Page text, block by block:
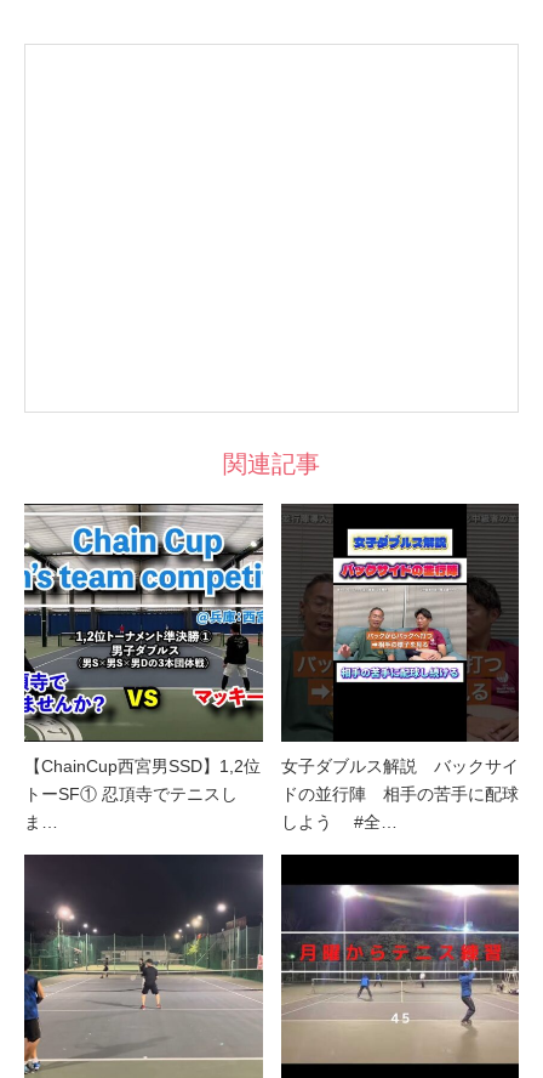
関連記事
【ChainCup西宮男SSD】1,2位
トーSF① 忍頂寺でテニスし
ま…
女子ダブルス解説 バックサイ
ドの並行陣 相手の苦手に配球
しよう #全…